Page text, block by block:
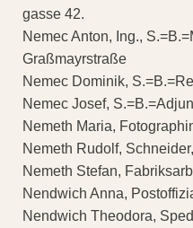
gasse 42.
Nemec Anton, Ing.,
Graßmayrstraße
Nemec Dominik,
Nemec Josef,
Nemeth Maria,
Nemeth Rudolf,
Nemeth Stefan,
Nendwich Anna,
Nendwich Theodora,